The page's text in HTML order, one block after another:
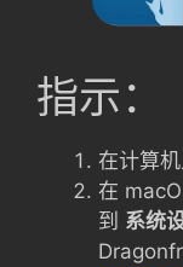
指示：
在计算
在
到 系统